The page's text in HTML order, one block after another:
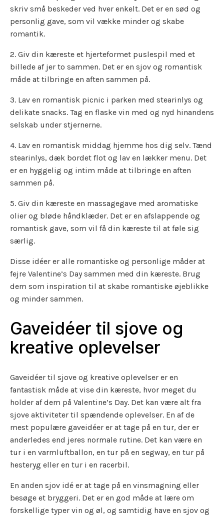
skriv små beskeder ved hver enkelt. Det er en sød og
personlig gave, som vil vække minder og skabe
romantik.
2. Giv din kæreste et hjerteformet puslespil med et
billede af jer to sammen. Det er en sjov og romantisk
måde at tilbringe en aften sammen på.
3. Lav en romantisk picnic i parken med stearinlys og
delikate snacks. Tag en flaske vin med og nyd hinandens
selskab under stjernerne.
4. Lav en romantisk middag hjemme hos dig selv. Tænd
stearinlys, dæk bordet flot og lav en lækker menu. Det
er en hyggelig og intim måde at tilbringe en aften
sammen på.
5. Giv din kæreste en massagegave med aromatiske
olier og bløde håndklæder. Det er en afslappende og
romantisk gave, som vil få din kæreste til at føle sig
særlig.
Disse idéer er alle romantiske og personlige måder at
fejre Valentine’s Day sammen med din kæreste. Brug
dem som inspiration til at skabe romantiske øjeblikke
og minder sammen.
Gaveidéer til sjove og
kreative oplevelser
Gaveidéer til sjove og kreative oplevelser er en
fantastisk måde at vise din kæreste, hvor meget du
holder af dem på Valentine’s Day. Det kan være alt fra
sjove aktiviteter til spændende oplevelser. En af de
mest populære gaveidéer er at tage på en tur, der er
anderledes end jeres normale rutine. Det kan være en
tur i en varmluftballon, en tur på en segway, en tur på
hesteryg eller en tur i en racerbil.
En anden sjov idé er at tage på en vinsmagning eller
besøge et bryggeri. Det er en god måde at lære om
forskellige typer vin og øl, og samtidig have en sjov og